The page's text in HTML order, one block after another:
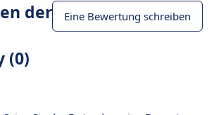
der
(0)
Eine Bewertung schreiben